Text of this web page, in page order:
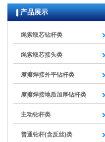
null
产品展示
绳索取芯钻杆类
绳索取芯接头类
摩擦焊接外平钻杆类
摩擦焊接地质加厚钻杆类
主动钻杆类
普通钻杆(含反丝)类